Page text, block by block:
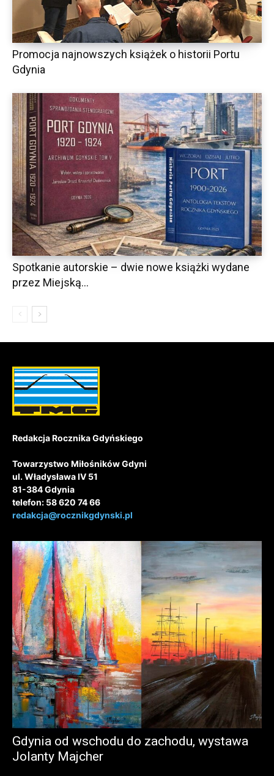
Promocja najnowszych książek o historii Portu
Gdynia
Spotkanie autorskie – dwie nowe książki wydane
przez Miejską...
Redakcja Rocznika Gdyńskiego
Towarzystwo Miłośników Gdyni
ul. Władysława IV 51
81-384 Gdynia
telefon: 58 620 74 66
redakcja@rocznikgdynski.pl
Gdynia od wschodu do zachodu, wystawa
Jolanty Majcher